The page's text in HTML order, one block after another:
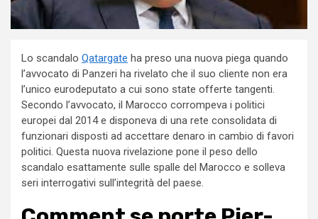
Lo scandalo Qatargate ha preso una nuova piega quando
l’avvocato di Panzeri ha rivelato che il suo cliente non era
l’unico eurodeputato a cui sono state offerte tangenti.
Secondo l’avvocato, il Marocco corrompeva i politici
europei dal 2014 e disponeva di una rete consolidata di
funzionari disposti ad accettare denaro in cambio di favori
politici. Questa nuova rivelazione pone il peso dello
scandalo esattamente sulle spalle del Marocco e solleva
seri interrogativi sull’integrità del paese.